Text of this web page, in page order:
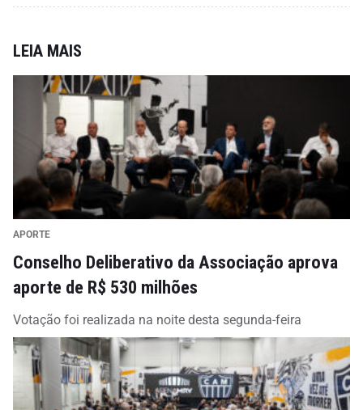
LEIA MAIS
APORTE
Conselho Deliberativo da Associação aprova
aporte de R$ 530 milhões
Votação foi realizada na noite desta segunda-feira